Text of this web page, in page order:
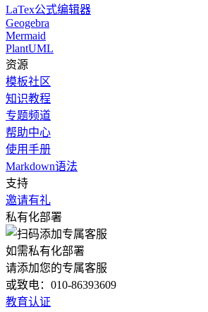
LaTex公式编辑器
Geogebra
Mermaid
PlantUML
资源
模板社区
知识教程
专题频道
帮助中心
使用手册
Markdown语法
支持
邀请有礼
私有化部署
如需私有化部署
请添加您的专属客服
或致电：010-86393609
教育认证